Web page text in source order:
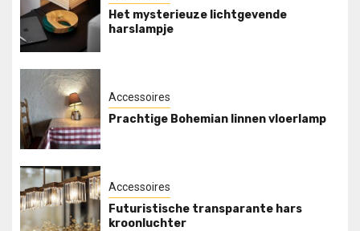
Het mysterieuze lichtgevende
harslampje
Accessoires
Prachtige Bohemian linnen vloerlamp
Accessoires
Futuristische transparante hars
kroonluchter